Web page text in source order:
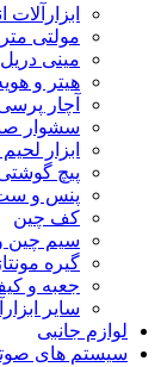
مولتی متر
مینی دریل
هیتر و
آچار
سشوار
ابزار
پیچ
پنس و ست
کف چین
سیم چین
گیره
جعبه و
سایر
لوازم جانبی
سیستم های